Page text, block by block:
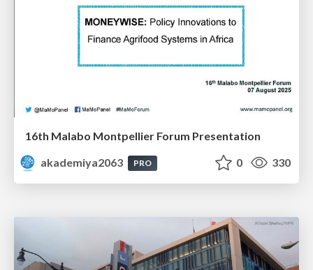
16th Malabo Montpellier Forum Presentation
akademiya2063
PRO 0 330